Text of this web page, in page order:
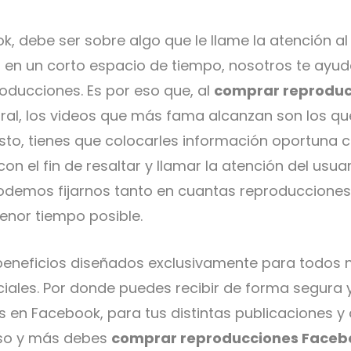
debe ser sobre algo que le llame la atención
un corto espacio de tiempo, nosotros te
Es por eso que, al comprar
los videos que más fama alcanzan son los
tienes que colocarles información oportuna
el fin de resaltar y llamar la atención del
fijarnos tanto en cuantas
tiempo posible.
diseñados exclusivamente para todos
Por donde puedes recibir de forma segura
Facebook, para tus distintas publicaciones
y más debes comprar reproducciones